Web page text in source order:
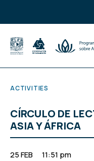
ACTIVITIES
CÍRCULO DE
ASIA Y ÁFRICA
25 FEB 11:51 pm